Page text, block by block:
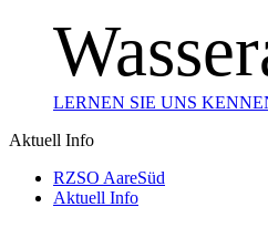
LERNEN SIE UNS
Aktuell Info
RZSO AareSüd
Aktuell Info